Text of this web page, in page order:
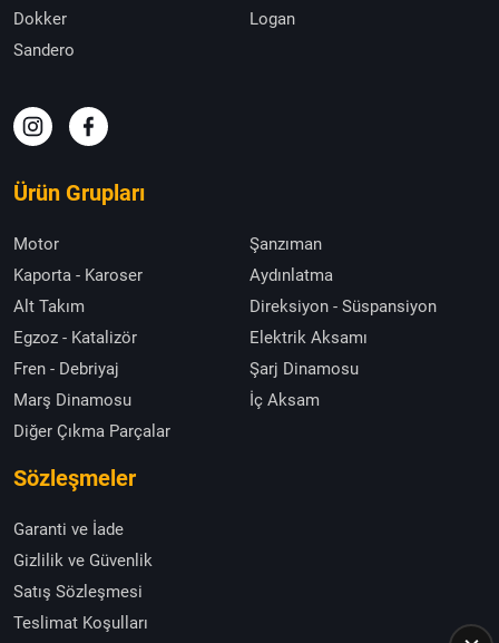
Dokker
Logan
Sandero
Ürün Grupları
Motor
Şanzıman
Kaporta - Karoser
Aydınlatma
Alt Takım
Direksiyon - Süspansiyon
Egzoz - Katalizör
Elektrik Aksamı
Fren - Debriyaj
Şarj Dinamosu
Marş Dinamosu
İç Aksam
Diğer Çıkma Parçalar
Sözleşmeler
Garanti ve İade
Gizlilik ve Güvenlik
Satış Sözleşmesi
Teslimat Koşulları